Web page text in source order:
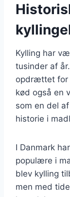
Kylling har
tusinder af
opdrættet for
kød også en
som en del
historie i
I Danmark
populære i
blev kylling
men med